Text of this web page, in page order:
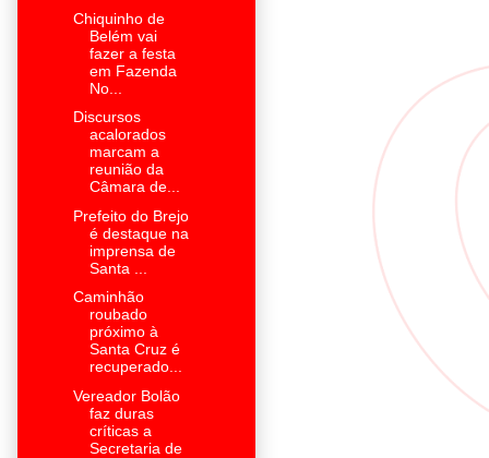
Chiquinho de
Belém vai
fazer a festa
em Fazenda
No...
Discursos
acalorados
marcam a
reunião da
Câmara de...
Prefeito do Brejo
é destaque na
imprensa de
Santa ...
Caminhão
roubado
próximo à
Santa Cruz é
recuperado...
Vereador Bolão
faz duras
críticas a
Secretaria de